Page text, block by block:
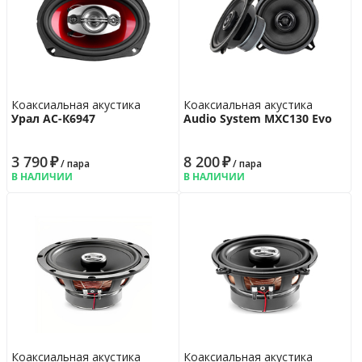
Коаксиальная акустика
Урал АС-К6947
3 790₽/ пара
В НАЛИЧИИ
Коаксиальная акустика
Audio System MXC130 Evo
8 200₽/ пара
В НАЛИЧИИ
Коаксиальная акустика Коаксиальная акустика